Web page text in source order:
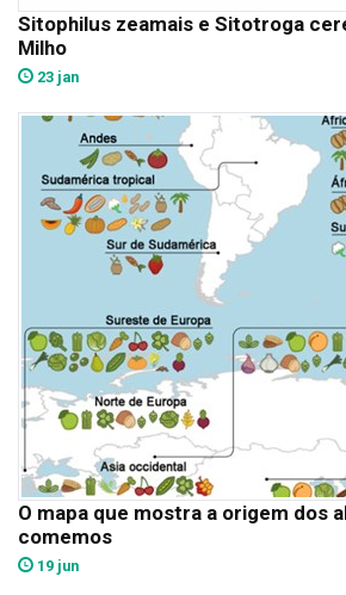
Sitophilus zeamais e Sitotroga
Milho
23 jan
O mapa que mostra a origem dos
comemos
19 jun